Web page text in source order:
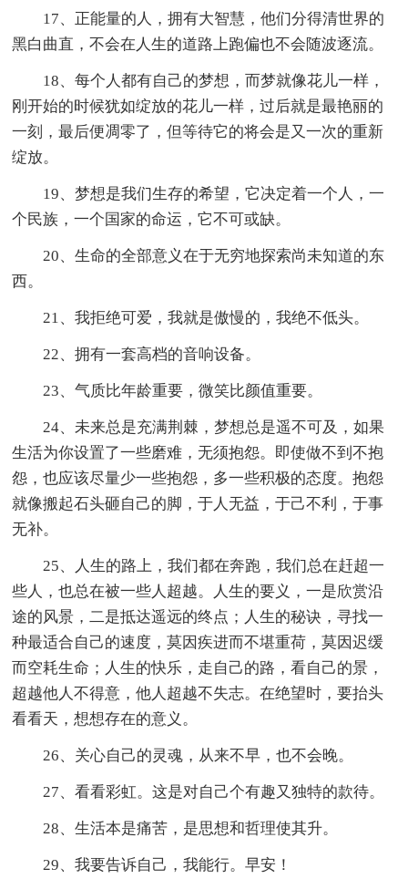
17、正能量的人，拥有大智慧，他们分得清世界的
黑白曲直，不会在人生的道路上跑偏也不会随波逐流。
18、每个人都有自己的梦想，而梦就像花儿一样，
刚开始的时候犹如绽放的花儿一样，过后就是最艳丽的
一刻，最后便凋零了，但等待它的将会是又一次的重新
绽放。
19、梦想是我们生存的希望，它决定着一个人，一
个民族，一个国家的命运，它不可或缺。
20、生命的全部意义在于无穷地探索尚未知道的东
西。
21、我拒绝可爱，我就是傲慢的，我绝不低头。
22、拥有一套高档的音响设备。
23、气质比年龄重要，微笑比颜值重要。
24、未来总是充满荆棘，梦想总是遥不可及，如果
生活为你设置了一些磨难，无须抱怨。即使做不到不抱
怨，也应该尽量少一些抱怨，多一些积极的态度。抱怨
就像搬起石头砸自己的脚，于人无益，于己不利，于事
无补。
25、人生的路上，我们都在奔跑，我们总在赶超一
些人，也总在被一些人超越。人生的要义，一是欣赏沿
途的风景，二是抵达遥远的终点；人生的秘诀，寻找一
种最适合自己的速度，莫因疾进而不堪重荷，莫因迟缓
而空耗生命；人生的快乐，走自己的路，看自己的景，
超越他人不得意，他人超越不失志。在绝望时，要抬头
看看天，想想存在的意义。
26、关心自己的灵魂，从来不早，也不会晚。
27、看看彩虹。这是对自己个有趣又独特的款待。
28、生活本是痛苦，是思想和哲理使其升。
29、我要告诉自己，我能行。早安！